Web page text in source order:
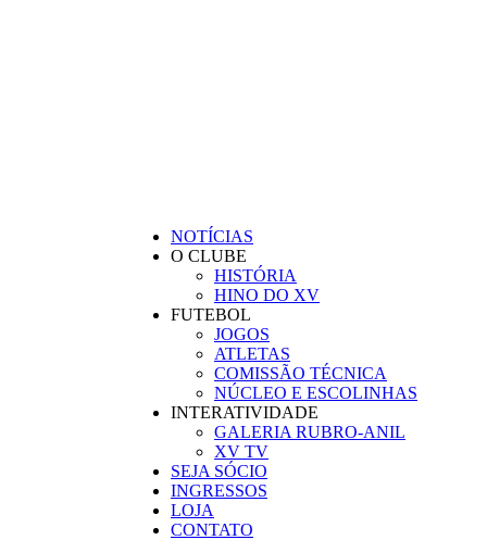
NOTÍCIAS
O CLUBE
HISTÓRIA
HINO DO XV
FUTEBOL
JOGOS
ATLETAS
COMISSÃO TÉCNICA
NÚCLEO E ESCOLINHAS
INTERATIVIDADE
GALERIA RUBRO-ANIL
XV TV
SEJA SÓCIO
INGRESSOS
LOJA
CONTATO